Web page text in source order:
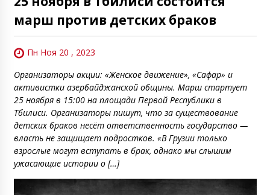
марш против детских браков
Пн Ноя 20 , 2023
Организаторы акции: «Женское движение», «Сафар» и
активистки азербайджанской общины. Марш стартует
25 ноября в 15:00 на площади Первой Республики в
Тбилиси. Организаторы пишут, что за существование
детских браков несёт ответственность государство —
власть не защищает подростков. «В Грузии только
взрослые могут вступать в брак, однако мы слышим
ужасающие истории о […]